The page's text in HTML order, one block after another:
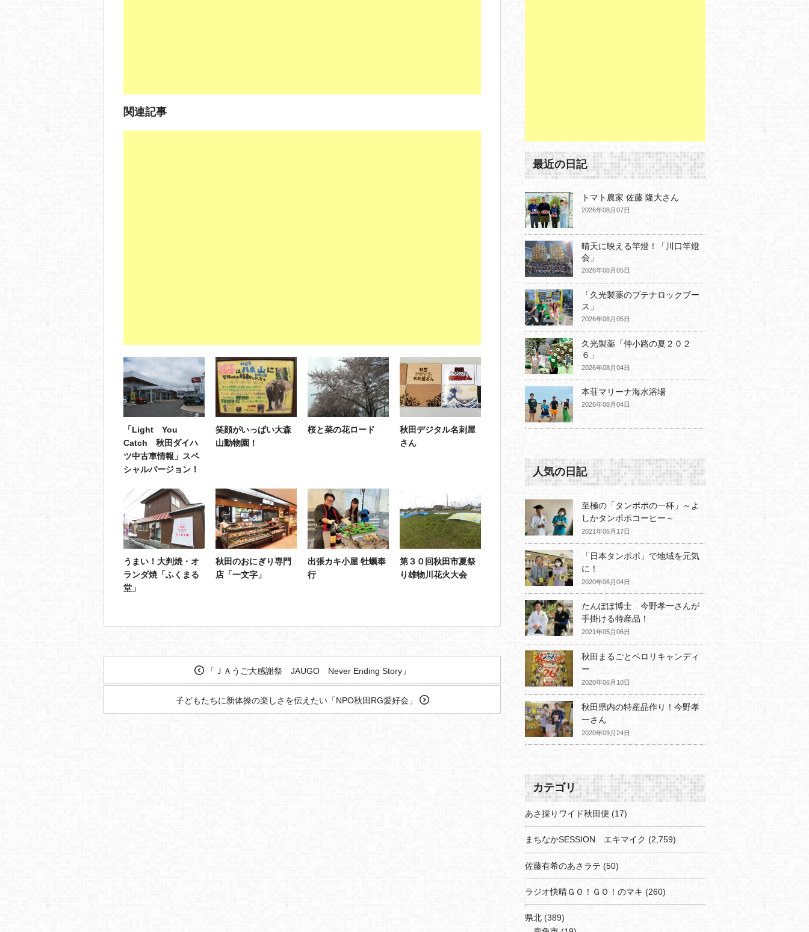
関連記事
「Light You
Catch 秋田ダイハ
ツ中古車情報」スペ
シャルバージョン！
笑顔がいっぱい大森
山動物園！
桜と菜の花ロード
秋田デジタル名刺屋
さん
うまい！大判焼・オ
ランダ焼「ふくまる
堂」
秋田のおにぎり専門
店「一文字」
出張カキ小屋 牡蠣奉
行
第３０回秋田市夏祭
り雄物川花火大会
「ＪＡうご大感謝祭 JAUGO Never Ending Story」
子どもたちに新体操の楽しさを伝えたい「NPO秋田RG愛好会」
最近の日記
トマト農家 佐藤 隆大さん
2026年08月07日
晴天に映える竿燈！「川口竿燈
会」
2026年08月05日
「久光製薬のブテナロックブー
ス」
2026年08月05日
久光製薬「仲小路の夏２０２
６」
2026年08月04日
本荘マリーナ海水浴場
2026年08月04日
人気の日記
至極の「タンポポの一杯」～よ
しかタンポポコーヒー～
2021年06月17日
「日本タンポポ」で地域を元気
に！
2020年06月04日
たんぽぽ博士 今野孝一さんが
手掛ける特産品！
2021年05月06日
秋田まるごとペロリキャンディ
ー
2020年06月10日
秋田県内の特産品作り！今野孝
一さん
2020年09月24日
カテゴリ
あさ採りワイド秋田便 (17)
まちなかSESSION エキマイク (2,759)
佐藤有希のあさラテ (50)
ラジオ快晴ＧＯ！ＧＯ！のマキ (260)
県北 (389)